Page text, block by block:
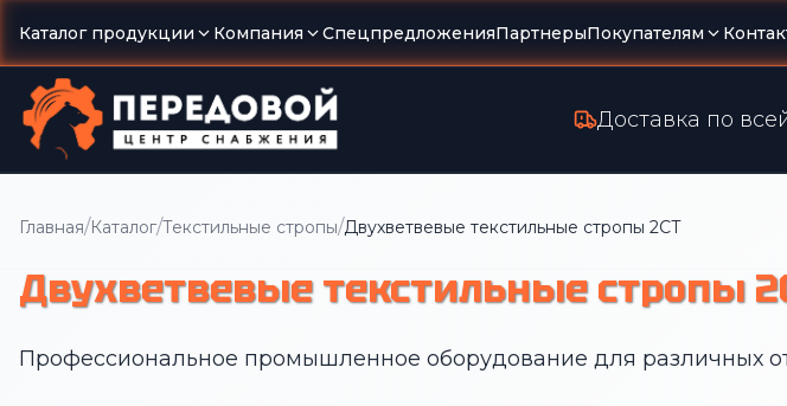
Каталог продукции Компания СпецпредложенияПартнерыПокупателям
Доставка по
Главная/Каталог/Текстильные стропы/Двухветвевые текстильные стропы 2СТ
Двухветвевые текстильные стропы
Профессиональное промышленное оборудование для различных